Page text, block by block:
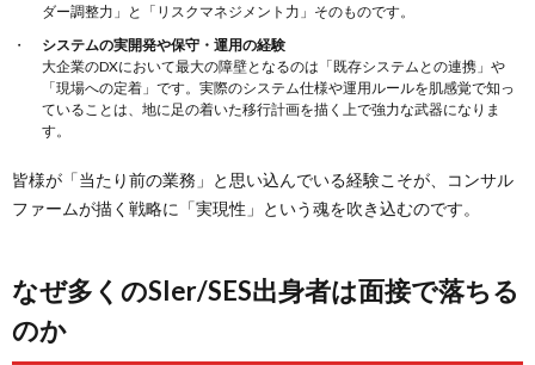
ダー調整力」と「リスクマネジメント力」そのものです。
システムの実開発や保守・運用の経験
大企業のDXにおいて最大の障壁となるのは「既存システムとの連携」や
「現場への定着」です。実際のシステム仕様や運用ルールを肌感覚で知っ
ていることは、地に足の着いた移行計画を描く上で強力な武器になりま
す。
皆様が「当たり前の業務」と思い込んでいる経験こそが、コンサル
ファームが描く戦略に「実現性」という魂を吹き込むのです。
なぜ多くのSIer/SES出身者は面接で落ちる
のか